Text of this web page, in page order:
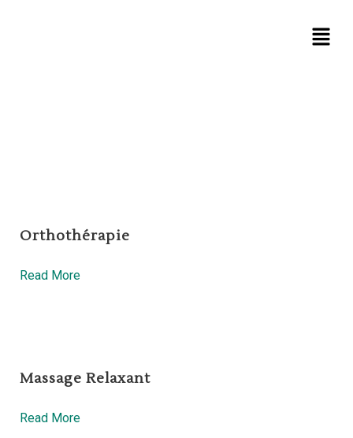
Orthothérapie
Read More
Massage Relaxant
Read More